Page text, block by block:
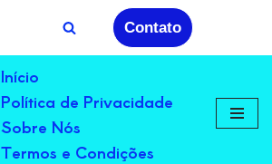
Contato
Início
Política de Privacidade
Sobre Nós
Termos e Condições